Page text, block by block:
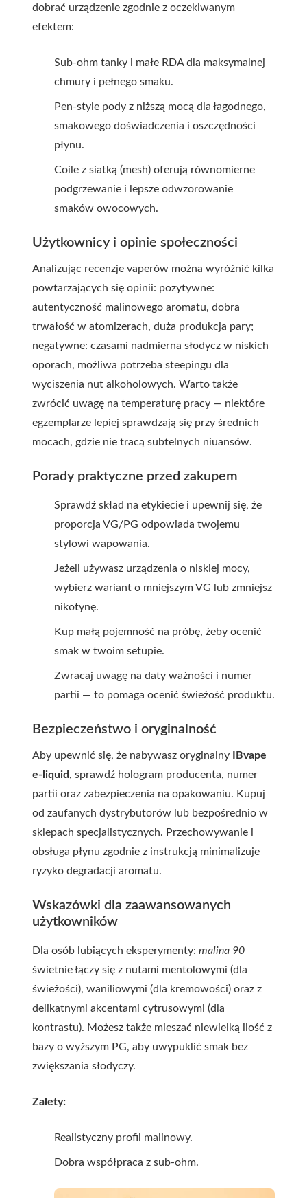
dobrać urządzenie zgodnie z oczekiwanym
efektem:
Sub-ohm tanky i małe RDA dla maksymalnej
chmury i pełnego smaku.
Pen-style pody z niższą mocą dla łagodnego,
smakowego doświadczenia i oszczędności
płynu.
Coile z siatką (mesh) oferują równomierne
podgrzewanie i lepsze odwzorowanie
smaków owocowych.
Użytkownicy i opinie społeczności
Analizując recenzje vaperów można wyróżnić kilka
powtarzających się opinii: pozytywne:
autentyczność malinowego aromatu, dobra
trwałość w atomizerach, duża produkcja pary;
negatywne: czasami nadmierna słodycz w niskich
oporach, możliwa potrzeba steepingu dla
wyciszenia nut alkoholowych. Warto także
zwrócić uwagę na temperaturę pracy — niektóre
egzemplarze lepiej sprawdzają się przy średnich
mocach, gdzie nie tracą subtelnych niuansów.
Porady praktyczne przed zakupem
Sprawdź skład na etykiecie i upewnij się, że
proporcja VG/PG odpowiada twojemu
stylowi wapowania.
Jeżeli używasz urządzenia o niskiej mocy,
wybierz wariant o mniejszym VG lub zmniejsz
nikotynę.
Kup małą pojemność na próbę, żeby ocenić
smak w twoim setupie.
Zwracaj uwagę na daty ważności i numer
partii — to pomaga ocenić świeżość produktu.
Bezpieczeństwo i oryginalność
Aby upewnić się, że nabywasz oryginalny
IBvape
e-liquid, sprawdź hologram producenta, numer
partii oraz zabezpieczenia na opakowaniu. Kupuj
od zaufanych dystrybutorów lub bezpośrednio w
sklepach specjalistycznych. Przechowywanie i
obsługa płynu zgodnie z instrukcją minimalizuje
ryzyko degradacji aromatu.
Wskazówki dla zaawansowanych
użytkowników
Dla osób lubiących eksperymenty: malina 90
świetnie łączy się z nutami mentolowymi (dla
świeżości), waniliowymi (dla kremowości) oraz z
delikatnymi akcentami cytrusowymi (dla
kontrastu). Możesz także mieszać niewielką ilość z
bazy o wyższym PG, aby uwypuklić smak bez
zwiększania słodyczy.
Zalety:
Realistyczny profil malinowy.
Dobra współpraca z sub-ohm.